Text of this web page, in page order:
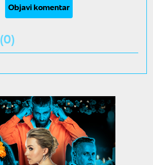
Objavi komentar
(0)